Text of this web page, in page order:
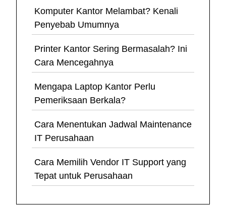
Komputer Kantor Melambat? Kenali
Penyebab Umumnya
Printer Kantor Sering Bermasalah? Ini
Cara Mencegahnya
Mengapa Laptop Kantor Perlu
Pemeriksaan Berkala?
Cara Menentukan Jadwal Maintenance
IT Perusahaan
Cara Memilih Vendor IT Support yang
Tepat untuk Perusahaan